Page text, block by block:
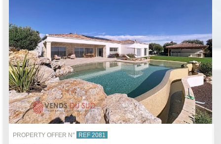
PROPERTY OFFER N° REF 2081